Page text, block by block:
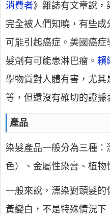
消費者》雜誌有文章說
完全被人們知曉，有些
可能引起癌症。美國癌
髮劑有可能患淋巴瘤。 賴
學物質對人體有害，尤
等，但還沒有確切的證據
產品
染髮產品一般分為三種
色）、金屬性染膏、植物
一般來說，漂染對頭髮
黃變白，不是特殊情況